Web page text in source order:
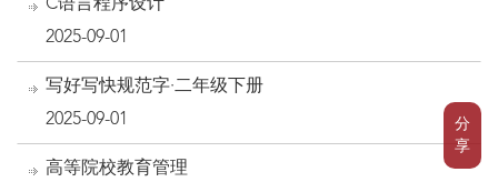
分
享
C语言程序设计
2025-09-01
写好写快规范字·二年级下册
2025-09-01
高等院校教育管理